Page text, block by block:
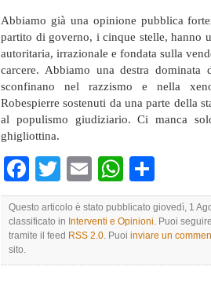
Abbiamo già una opinione pubblica
partito di governo, i cinque stelle, hanno
autoritaria, irrazionale e fondata sulla
carcere. Abbiamo una destra dominata
sconfinano nel razzismo e nella
Robespierre sostenuti da una parte della
al populismo giudiziario. Ci manca
ghigliottina.
Facebook
TwitterEmail
Questo articolo è stato pubblicato giovedì, 1
classificato in Interventi e Opinioni. Puoi
tramite il feed RSS 2.0. Puoi inviare un
sito.